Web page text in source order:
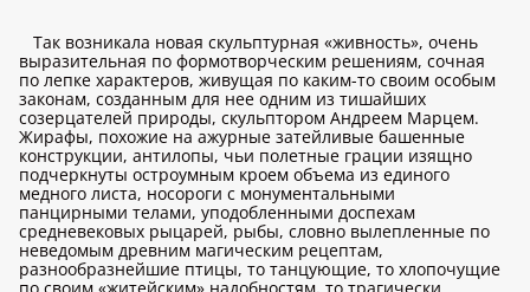
Так возникала новая скульптурная «живность», очень
выразительная по формотворческим решениям, сочная
по лепке характеров, живущая по каким-то своим особым
законам, созданным для нее одним из тишайших
созерцателей природы, скульптором Андреем Марцем.
Жирафы, похожие на ажурные затейливые башенные
конструкции, антилопы, чьи полетные грации изящно
подчеркнуты остроумным кроем объема из единого
медного листа, носороги с монументальными
панцирными телами, уподобленными доспехам
средневековых рыцарей, рыбы, словно вылепленные по
неведомым древним магическим рецептам,
разнообразнейшие птицы, то танцующие, то хлопочущие